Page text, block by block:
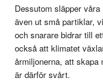
Dessutom släpper
även ut små partiklar,
och snarare bidrar till
också att klimatet
årmiljonerna, att skapa
är därför svårt.